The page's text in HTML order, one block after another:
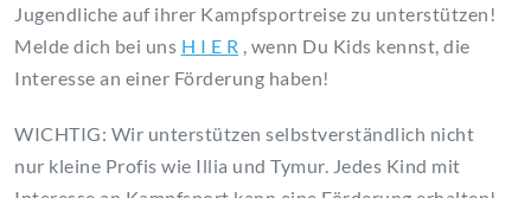
Jugendliche auf ihrer Kampfsportreise zu unterstützen!
Melde dich bei uns H I E R , wenn Du Kids kennst, die
Interesse an einer Förderung haben!
WICHTIG: Wir unterstützen selbstverständlich nicht
nur kleine Profis wie Illia und Tymur. Jedes Kind mit
Interesse an Kampfsport kann eine Förderung erhalten!